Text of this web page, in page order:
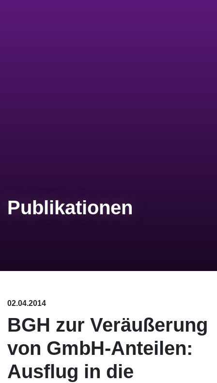
Publikationen
02.04.2014
BGH zur Veräußerung
von GmbH-Anteilen:
Ausflug in die